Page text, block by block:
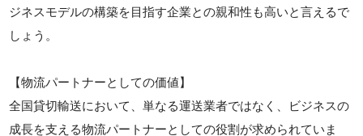
ジネスモデルの構築を目指す企業との親和性も高いと言えるで
しょう。
【物流パートナーとしての価値】
全国貸切輸送において、単なる運送業者ではなく、ビジネスの
成長を支える物流パートナーとしての役割が求められていま